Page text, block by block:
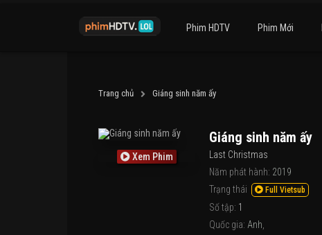
Phim HDTV Phim Mới
Trang chủ Giáng sinh năm ấy
Xem Phim
Giáng sinh năm ấy
Last Christmas
Năm phát hành: 2019
Trạng thái
Full Vietsub
Số tập: 1
Quốc gia: Anh